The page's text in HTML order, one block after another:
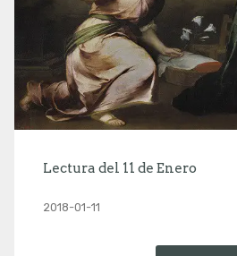
Lectura del 11 de Enero
2018-01-11